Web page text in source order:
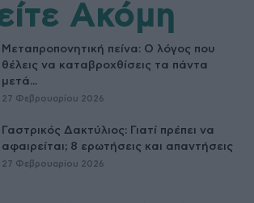
Ακόμη
Μεταπροπονητική πείνα: Ο λόγος που
θέλεις να καταβροχθίσεις τα πάντα
μετά...
27 Φεβρουαρίου 2026
Γαστρικός Δακτύλιος: Γιατί πρέπει να
αφαιρείται; 8 ερωτήσεις και απαντήσεις
27 Φεβρουαρίου 2026